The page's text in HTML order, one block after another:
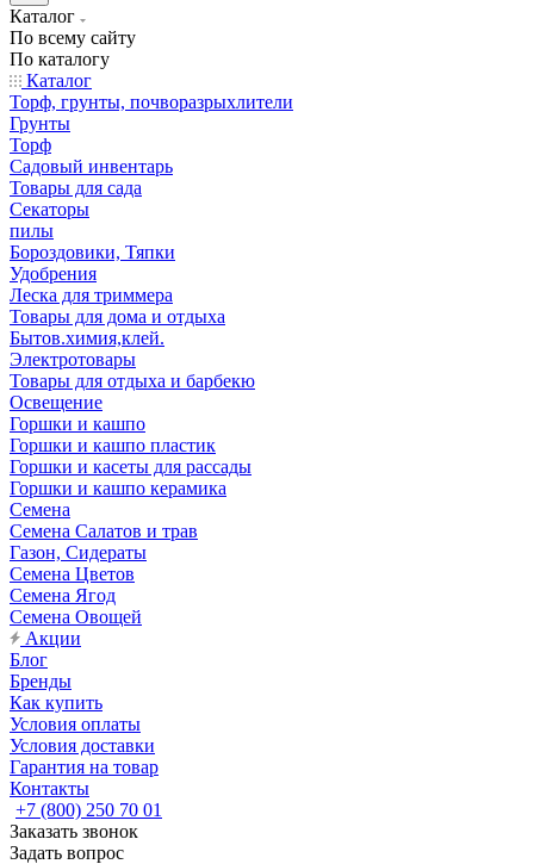
Каталог
По всему сайту
По каталогу
Каталог
Торф, грунты, почворазрыхлители
Грунты
Торф
Садовый инвентарь
Товары для сада
Секаторы
пилы
Бороздовики, Тяпки
Удобрения
Леска для триммера
Товары для дома и отдыха
Бытов.химия,клей.
Электротовары
Товары для отдыха и барбекю
Освещение
Горшки и кашпо
Горшки и кашпо пластик
Горшки и касеты для рассады
Горшки и кашпо керамика
Семена
Семена Салатов и трав
Газон, Сидераты
Семена Цветов
Семена Ягод
Семена Овощей
Акции
Блог
Бренды
Как купить
Условия оплаты
Условия доставки
Гарантия на товар
Контакты
+7 (800) 250 70 01
Заказать звонок
Задать вопрос